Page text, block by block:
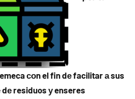
сοn el fin dе facilitar а sus
residuos у enseres